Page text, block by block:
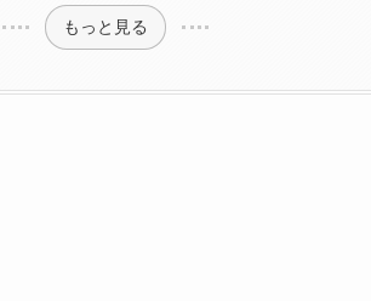
もっと見る